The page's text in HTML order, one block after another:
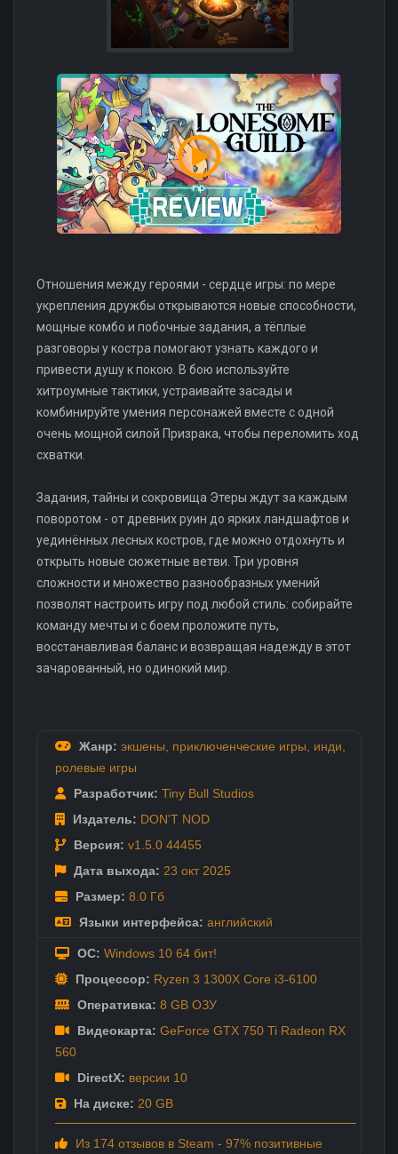
Отношения между героями - сердце игры: по мере
укрепления дружбы открываются новые способности,
мощные комбо и побочные задания, а тёплые
разговоры у костра помогают узнать каждого и
привести душу к покою. В бою используйте
хитроумные тактики, устраивайте засады и
комбинируйте умения персонажей вместе с одной
очень мощной силой Призрака, чтобы переломить ход
схватки.
Задания, тайны и сокровища Этеры ждут за каждым
поворотом - от древних руин до ярких ландшафтов и
уединённых лесных костров, где можно отдохнуть и
открыть новые сюжетные ветви. Три уровня
сложности и множество разнообразных умений
позволят настроить игру под любой стиль: собирайте
команду мечты и с боем проложите путь,
восстанавливая баланс и возвращая надежду в этот
зачарованный, но одинокий мир.
Жанр: экшены приключенческие игры инди
ролевые игры
Разработчик: Tiny Bull Studios
Издатель: DON'T NOD
Версия: v1.5.0 44455
Дата выхода: 23 окт 2025
Размер: 8.0 Гб
Языки интерфейса: английский
ОС: Windows 10 64 бит!
Процессор: Ryzen 3 1300X Core i3-6100
Оперативка: 8 GB ОЗУ
Видеокарта: GeForce GTX 750 Ti Radeon RX
560
DirectX: версии 10
На диске: 20 GB
Из 174 отзывов в Steam - 97% позитивные